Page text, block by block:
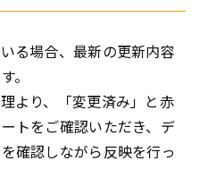
る場合、最新の更新内容
。
より、「変更済み」と赤
トをご確認いただき、デ
確認しながら反映を行っ